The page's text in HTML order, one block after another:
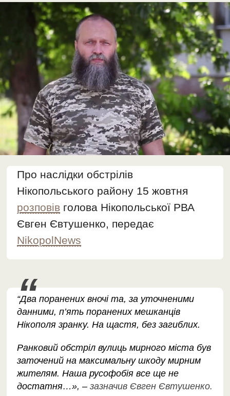
Про наслідки обстрілів
Нікопольського району 15 жовтня
розповів голова Нікопольської РВА
Євген Євтушенко, передає
NikopolNews
“Два поранених вночі та, за уточненими
данними, п’ять поранених мешканців
Нікополя зранку. На щастя, без загиблих.
Ранковий обстріл вулиць мирного міста був
заточений на максимальну шкоду мирним
жителям. Наша русофобія все ще не
достатня…», –зазначив Євген Євтушенко.